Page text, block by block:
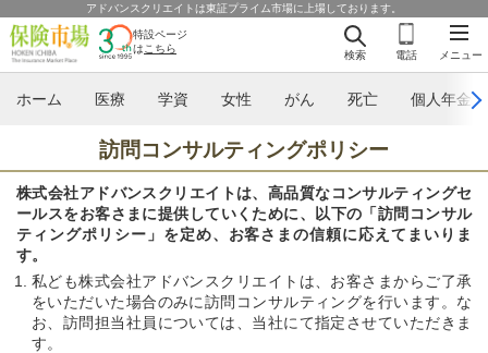
アドバンスクリエイトは東証プライム市場に上場しております。
メニュー
検索 電話
特設ページ
は こちら
ホーム 医療 学資 女性 がん 死亡 個人年金
訪問コンサルティングポリシー
株式会社アドバンスクリエイトは、高品質なコンサルティングセ
ールスをお客さまに提供していくために、以下の「訪問コンサル
ティングポリシー」を定め、お客さまの信頼に応えてまいりま
す。
私ども株式会社アドバンスクリエイトは、お客さまからご了承
をいただいた場合のみに訪問コンサルティングを行います。な
お、訪問担当社員については、当社にて指定させていただきま
す。